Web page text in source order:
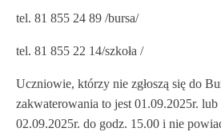
tel. 81 855 24 89 /bursa/
tel. 81 855 22 14/szkoła /
Uczniowie, którzy nie zgłoszą się do
zakwaterowania to jest 01.09.2025r.
02.09.2025r. do godz. 15.00 i nie